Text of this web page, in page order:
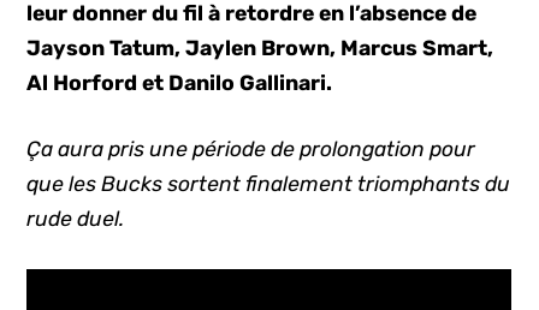
leur donner du fil à retordre en l’absence de
Jayson Tatum, Jaylen Brown, Marcus Smart,
Al Horford et Danilo Gallinari.
Ça aura pris une période de prolongation pour
que les Bucks sortent finalement triomphants du
rude duel.